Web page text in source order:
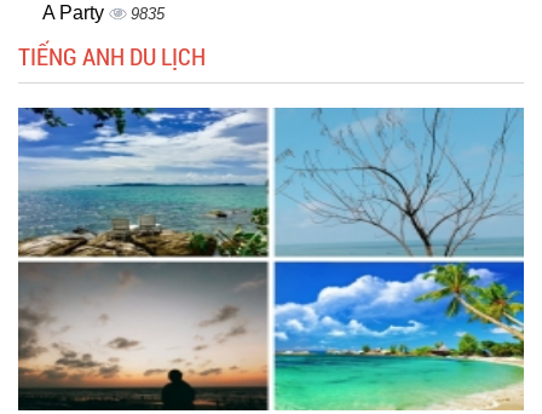
A Party
9835
TIẾNG ANH DU LỊCH